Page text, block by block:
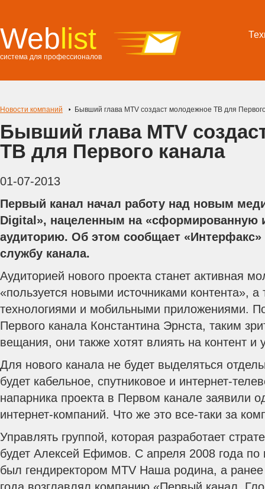
Weblist
система для профессионалов
Новости компаний Бывший глава MTV создаст молодежное ТВ для
Бывший глава MTV
ТВ для Первого канала
01-07-2013
Первый канал начал работу над новым
Digital», нацеленным на «сформированную
аудиторию. Об этом сообщает «Интерфакс»
службу канала.
Аудиторией нового проекта станет активная
«пользуется новыми источниками контента»,
технологиями и мобильными приложениями.
Первого канала Константина Эрнста, таким
вещания, они также хотят влиять на контент и
Для нового канала не будет выделяться
будет кабельное, спутниковое и интернет-
напарника проекта в Первом канале заявили
интернет-компаний. Что же это все-таки за
Управлять группой, которая разработает
будет Алексей Ефимов. С апреля 2008 года
был гендиректором MTV Наша родина, а ранее